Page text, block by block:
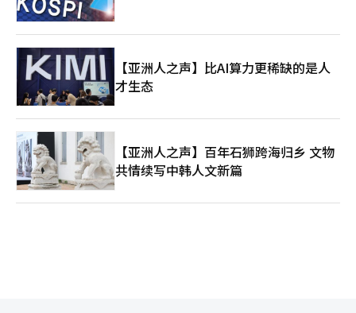
【亚洲人之声】比AI算力更稀缺的是人
才生态
【亚洲人之声】百年石狮跨海归乡 文物
共情续写中韩人文新篇